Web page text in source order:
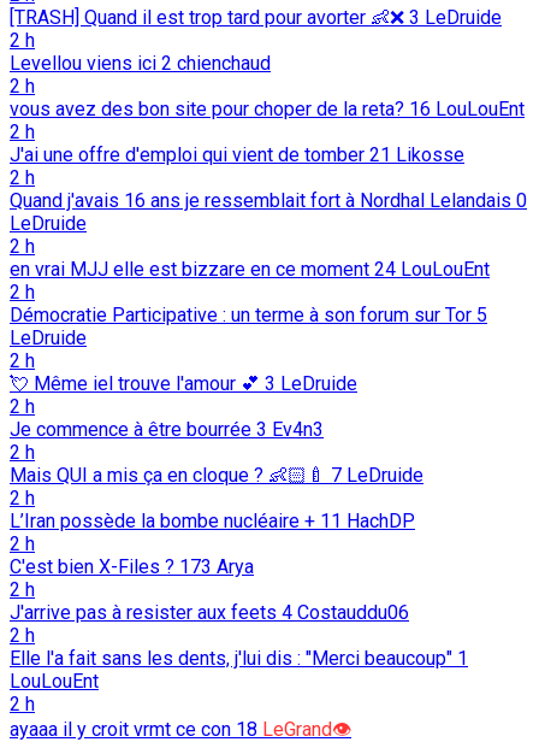
[TRASH] Quand il est trop tard pour avorter 👶️❌️ 3 LeDruide
2 h
Levellou viens ici 2 chienchaud
2 h
vous avez des bon site pour choper de la reta? 16 LouLouEnt
2 h
J'ai une offre d'emploi qui vient de tomber 21 Likosse
2 h
Quand j'avais 16 ans je ressemblait fort à Nordhal Lelandais 0
LeDruide
2 h
en vrai MJJ elle est bizzare en ce moment 24 LouLouEnt
2 h
Démocratie Participative : un terme à son forum sur Tor 5
LeDruide
2 h
💘️ Même iel trouve l'amour 💕️ 3 LeDruide
2 h
Je commence à être bourrée 3 Ev4n3
2 h
Mais QUI a mis ça en cloque ? 👶🏻🍼 7 LeDruide
2 h
L’Iran possède la bombe nucléaire + 11 HachDP
2 h
C'est bien X-Files ? 173 Arya
2 h
J'arrive pas à resister aux feets 4 Costauddu06
2 h
Elle l'a fait sans les dents, j'lui dis : "Merci beaucoup" 1
LouLouEnt
2 h
ayaaa il y croit vrmt ce con 18 LeGrand👁️